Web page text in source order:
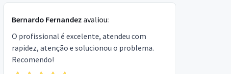
Bernardo Fernandez avaliou:
O profissional é excelente, atendeu com
rapidez, atenção e solucionou o problema.
Recomendo!